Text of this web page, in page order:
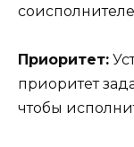
Приоритет:
приоритет
чтобы